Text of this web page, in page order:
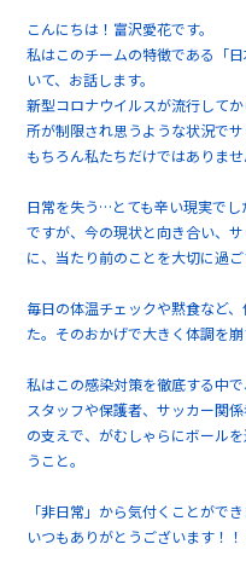
こんにちは！富沢愛花です。
私はこのチームの特徴である「
いて、お話します。
新型コロナウイルスが流行して
所が制限され思うような状況で
もちろん私たちだけではありませ
日常を失う…とても辛い現実でし
ですが、今の現状と向き合い、
に、当たり前のことを大切に過ご
毎日の体温チェックや黙食など
た。そのおかげで大きく体調を
私はこの感染対策を徹底する中で
スタッフや保護者、サッカー関
の支えで、がむしゃらにボール
うこと。
「非日常」から気付くことができ
いつもありがとうございます！！